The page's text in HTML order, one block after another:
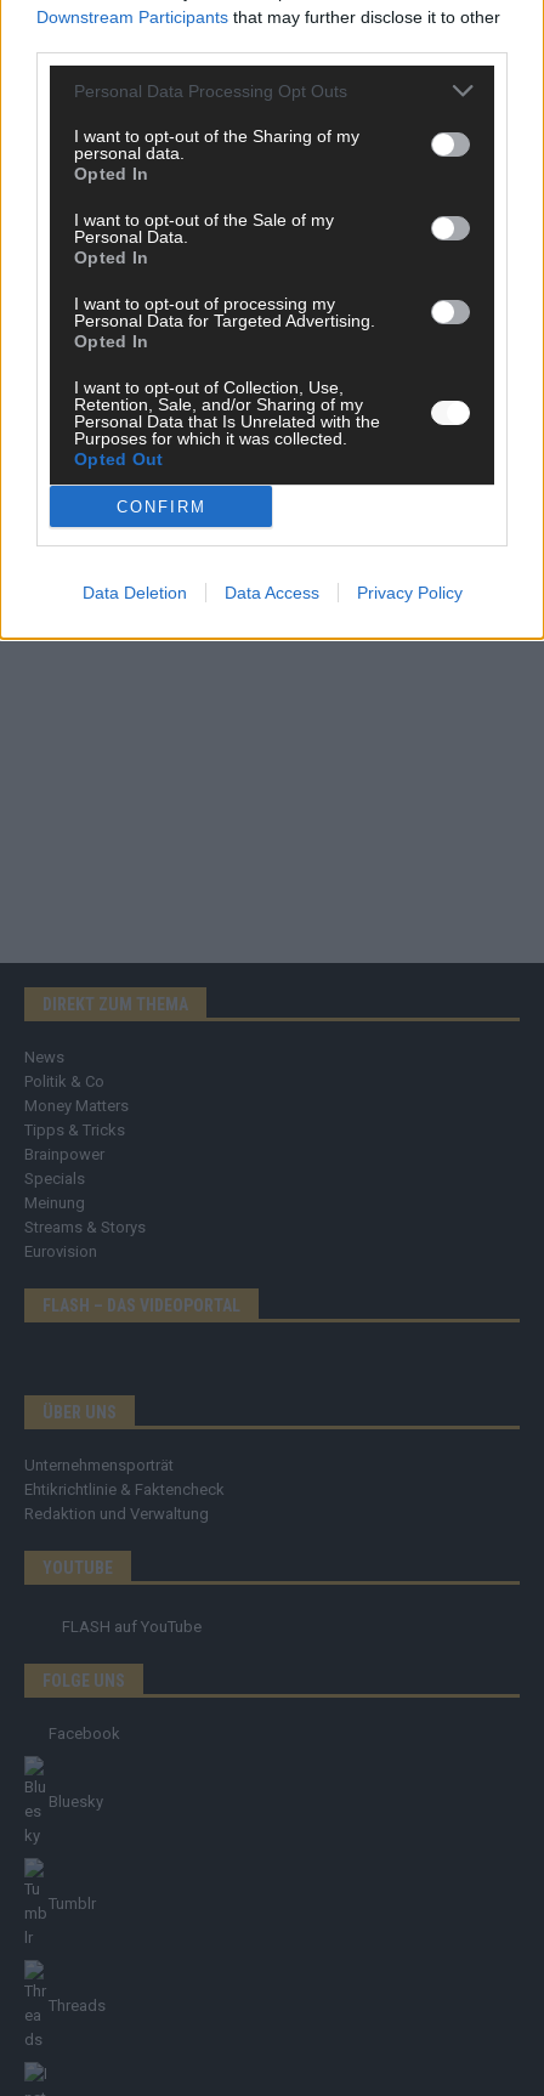
Downstream Participants that may further disclose it to other
Personal Data Processing Opt Outs
I want to opt-out of the Sharing of my
personal data.
Opted In
I want to opt-out of the Sale of my
Personal Data.
Opted In
I want to opt-out of processing my
Personal Data for Targeted Advertising.
Opted In
I want to opt-out of Collection, Use,
Retention, Sale, and/or Sharing of my
Personal Data that Is Unrelated with the
Purposes for which it was collected.
Opted Out
CONFIRM
Data Deletion Data Access Privacy Policy
EXTRA
Eurovision Song Contest 2026: Das erste Halbfinale – der
Abend in Bildern
Mai 2026
WERBE BEI UNS!
CHECK UNS AUF FACEBOOK
DIREKT ZUM THEMA
News
Politik & Co
Money Matters
Tipps & Tricks
Brainpower
Specials
Meinung
Streams & Storys
Eurovision
FLASH – DAS VIDEOPORTAL
ÜBER UNS
Unternehmensporträt
Ehtikrichtlinie & Faktencheck
Redaktion und Verwaltung
YOUTUBE
FLASH auf YouTube
FOLGE UNS
Facebook
Bluesky
Tumblr
Threads